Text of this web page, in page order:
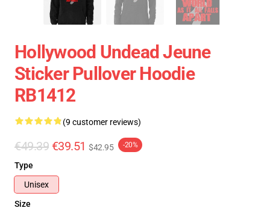
Hollywood Undead Jeune
Sticker Pullover Hoodie
RB1412
(9 customer reviews)
€49.39 €39.51 $42.95 -20%
Type
Unisex
Size